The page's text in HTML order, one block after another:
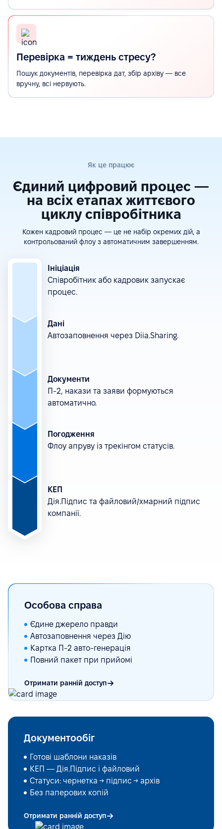
Перевірка = тиждень стресу?
Пошук документів, перевірка дат, збір архіву — все
вручну, всі нервують.
Як це працює
Єдиний цифровий процес —
на всіх етапах життєвого
циклу співробітника
Кожен кадровий процес — це не набір окремих дій, а
контрольований флоу з автоматичним завершенням.
Ініціація
Співробітник або кадровик запускає
процес.
Дані
Автозаповнення через Diia.Sharing.
Документи
П-2, накази та заяви формуються
автоматично.
Погодження
Флоу апруву із трекінгом статусів.
КЕП
Дія.Підпис та файловий/хмарний підпис
компанії.
Особова справа
Єдине джерело правди
Автозаповнення через Дію
Картка П-2 авто-генерація
Повний пакет при прийомі
Отримати ранній доступ
Документообіг
Готові шаблони наказів
КЕП — Дія.Підпис і файловий
Статуси: чернетка → підпис → архів
Без паперових копій
Отримати ранній доступ